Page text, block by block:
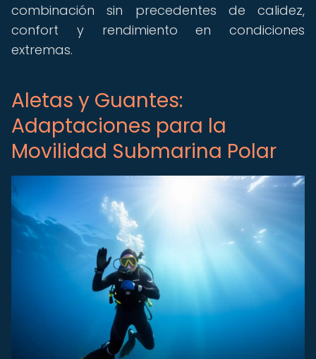
combinación sin precedentes de calidez,
confort y rendimiento en condiciones
extremas.
Aletas y Guantes:
Adaptaciones para la
Movilidad Submarina Polar